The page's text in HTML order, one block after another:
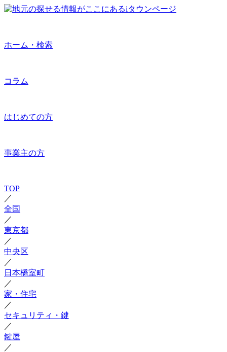
ホーム・検索
コラム
はじめての方
事業主の方
TOP
／
全国
／
東京都
／
中央区
／
日本橋室町
／
家・住宅
／
セキュリティ・鍵
／
鍵屋
／